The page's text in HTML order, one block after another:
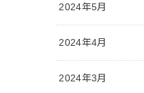
2024年5月
2024年4月
2024年3月